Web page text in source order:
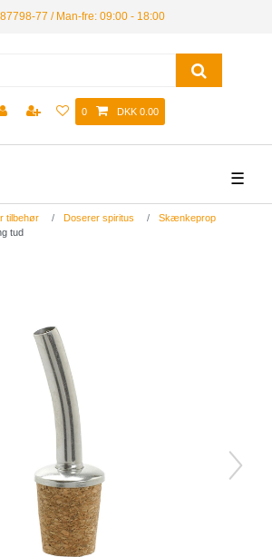
77 / Man-fre: 09:00 - 18:00
0 DKK 0.00
☰
tilbehør Doserer spiritus
Skænkeprop
tud